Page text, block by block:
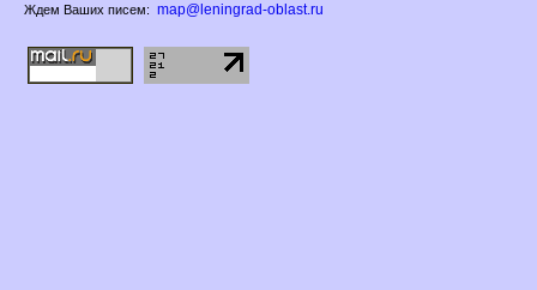
Ждем Ваших писем: map@leningrad-oblast.ru